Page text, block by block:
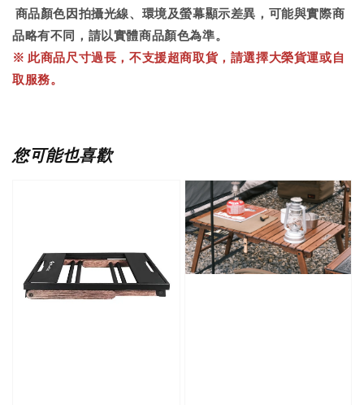
商品顏色因拍攝光線、環境及螢幕顯示差異，可能與實際商
品略有不同，請以實體商品顏色為準。
※ 此商品尺寸過長，不支援超商取貨，請選擇大榮貨運或自
取服務。
您可能也喜歡